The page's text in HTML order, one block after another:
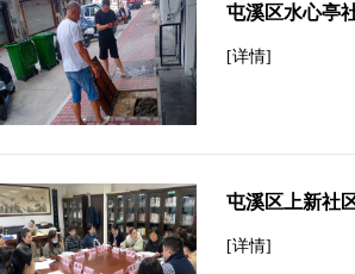
屯溪区水心亭
[详情]
屯溪区上新社
[详情]